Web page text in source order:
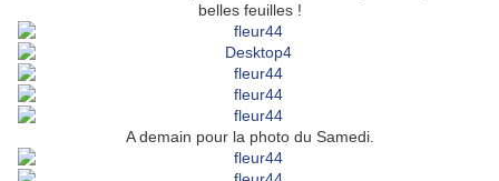
belles feuilles !
A demain pour la photo du Samedi.